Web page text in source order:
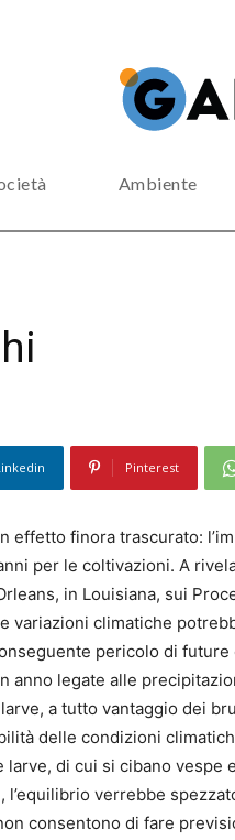
Ambiente
Pinterest
effetto finora trascurato:
per le coltivazioni. A
in Louisiana, sui
variazioni climatiche
pericolo di
anno legate alle
a tutto vantaggio dei
delle condizioni
di cui si cibano vespe
verrebbe
consentono di fare